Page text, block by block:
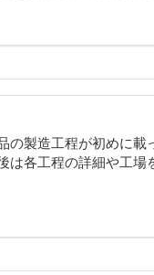
の製造工程が初めに載
は各工程の詳細や工場